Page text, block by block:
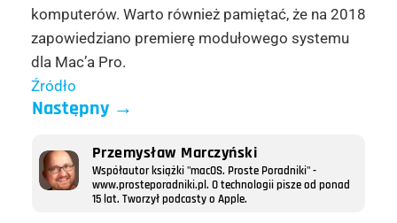
komputerów. Warto również pamiętać, że na 2018
zapowiedziano premierę modułowego systemu
dla Mac’a Pro.
Źródło
Następny→
Przemysław Marczyński
Współautor książki "macOS. Proste Poradniki" -
www.prosteporadniki.pl. O technologii pisze od ponad
15 lat. Tworzył podcasty o Apple.